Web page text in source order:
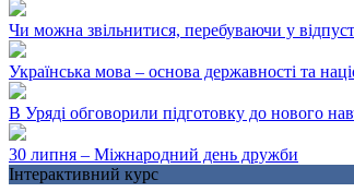
Чи можна звільнитися, перебуваючи у
Українська мова – основа державності та
В Уряді обговорили підготовку до нового
30 липня – Міжнародний день дружби
Інтерактивний курс